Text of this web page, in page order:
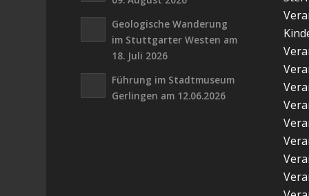
Geologische Wanderung
im Stuttgarter Westen am
18. Juli 2026
Führung im Stadtmuseum
Gerlingen am 12.06.2026